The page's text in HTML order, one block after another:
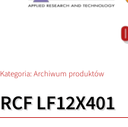
Kategoria: Archiwum produktów
RCF LF12X401